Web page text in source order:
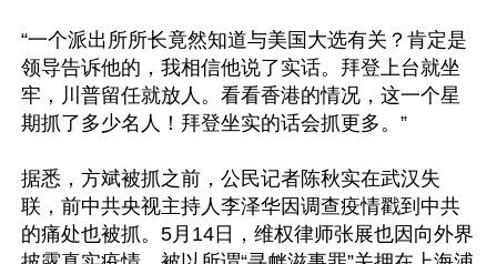
“一个派出所所长竟然知道与美国大选有关？肯定是
领导告诉他的，我相信他说了实话。拜登上台就坐
牢，川普留任就放人。看看香港的情况，这一个星
期抓了多少名人！拜登坐实的话会抓更多。”
据悉，方斌被抓之前，公民记者陈秋实在武汉失
联，前中共央视主持人李泽华因调查疫情戳到中共
的痛处也被抓。5月14日，维权律师张展也因向外界